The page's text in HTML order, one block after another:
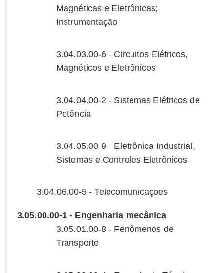
Magnéticas e Eletrônicas;
Instrumentação
3.04.03.00-6 - Circuitos Elétricos,
Magnéticos e Eletrônicos
3.04.04.00-2 - Sistemas Elétricos de
Potência
3.04.05.00-9 - Eletrônica Industrial,
Sistemas e Controles Eletrônicos
3.04.06.00-5 - Telecomunicações
3.05.00.00-1 - Engenharia mecânica
3.05.01.00-8 - Fenômenos de
Transporte